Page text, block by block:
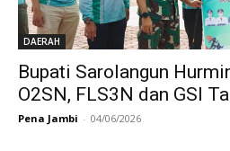
DAERAH
Bupati Sarolangun
O2SN, FLS3N dan GSI
Pena Jambi - 04/06/2026